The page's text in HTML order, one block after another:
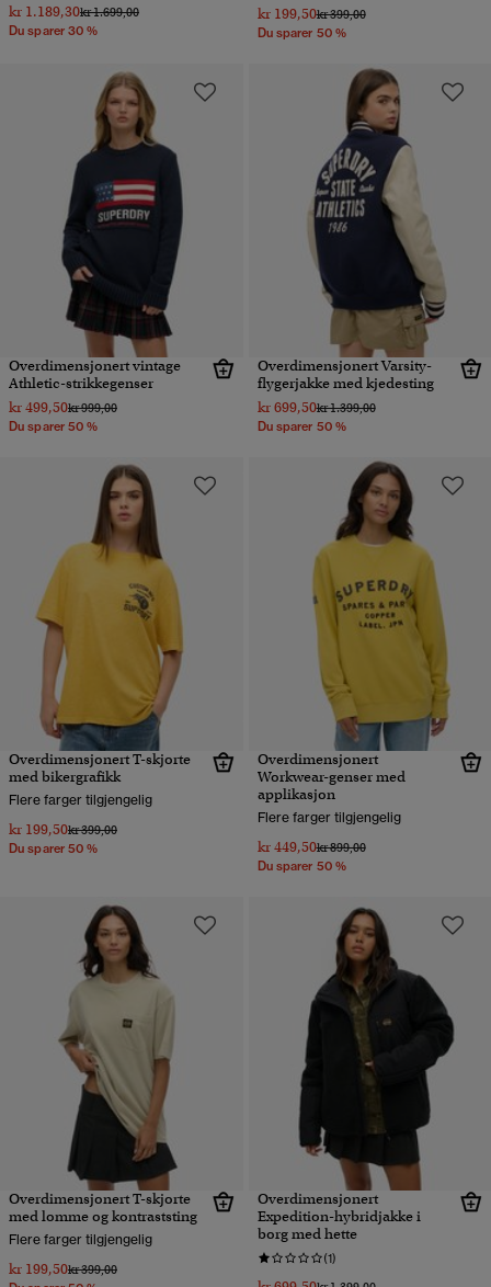
kr 1.189,30Pris nedsatt fra
kr 1.699,00til
Du sparer 30 %
kr 199,50Pris nedsatt fra
kr 399,00til
Du sparer 50 %
Overdimensjonert vintage
Athletic-strikkegenser
kr 499,50Pris nedsatt fra
kr 999,00til
Du sparer 50 %
Overdimensjonert Varsity-
flygerjakke med kjedesting
kr 699,50Pris nedsatt fra
kr 1.399,00til
Du sparer 50 %
Overdimensjonert T-skjorte
med bikergrafikk
Flere farger tilgjengelig
kr 199,50Pris nedsatt fra
kr 399,00til
Du sparer 50 %
Overdimensjonert
Workwear-genser med
applikasjon
Flere farger tilgjengelig
kr 449,50Pris nedsatt fra
kr 899,00til
Du sparer 50 %
Overdimensjonert T-skjorte
med lomme og kontraststing
Flere farger tilgjengelig
kr 199,50Pris nedsatt fra
kr 399,00til
Overdimensjonert
Expedition-hybridjakke i
borg med hette
(1)